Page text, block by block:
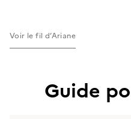
Voir le fil d’Ariane
Guide